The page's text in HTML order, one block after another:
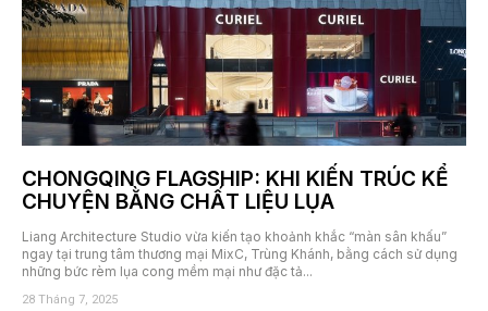
CHONGQING FLAGSHIP: KHI KIẾN TRÚC KỂ
CHUYỆN BẰNG CHẤT LIỆU LỤA
Liang Architecture Studio vừa kiến tạo khoảnh khắc “màn sân khấu”
ngay tại trung tâm thương mại MixC, Trùng Khánh, bằng cách sử dụng
những bức rèm lụa cong mềm mại như đặc tả...
28 Tháng 7, 2025